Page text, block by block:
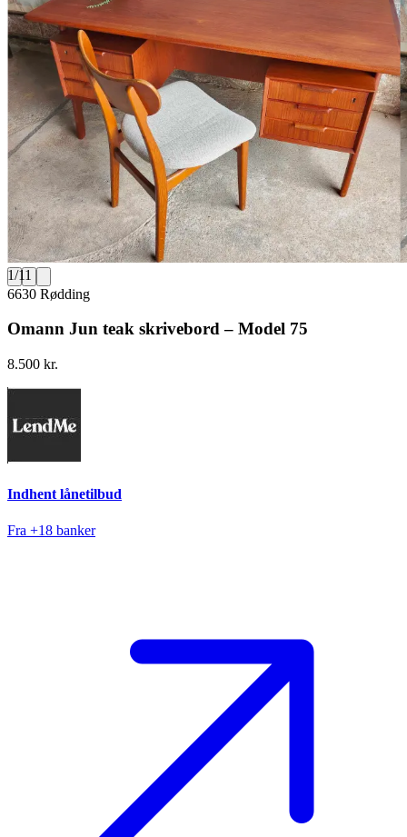
1/11
6630 Rødding
Omann Jun teak skrivebord – Model 75
8.500 kr.
Indhent lånetilbud
Fra +18 banker